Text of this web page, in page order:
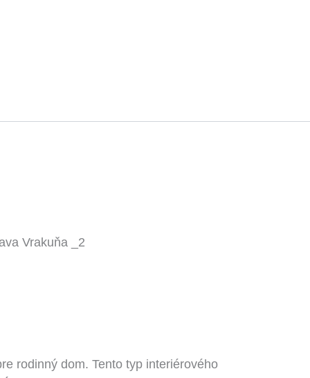
rodinný dom. Tento typ interiérového